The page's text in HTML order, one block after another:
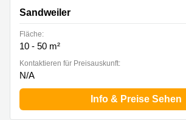
Sandweiler
Fläche:
10 - 50 m²
Kontaktieren für Preisauskunft:
N/A
Info & Preise Sehen